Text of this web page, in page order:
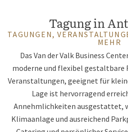
Tagung in
TAGUNGEN,
MEHR
Das Van der Valk Business
moderne und flexibel gestaltbare
Veranstaltungen, geeignet für
Lage ist hervorragend
Annehmlichkeiten ausgestattet,
Klimaanlage und ausreichend